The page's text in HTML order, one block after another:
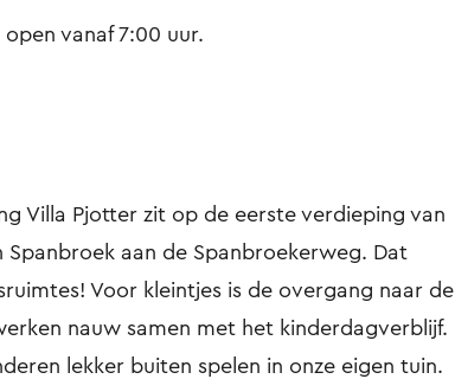
vanaf 7:00 uur.
Villa Pjotter zit op de eerste verdieping van
Spanbroek aan de Spanbroekerweg. Dat
Voor kleintjes is de overgang naar de
nauw samen met het kinderdagverblijf.
lekker buiten spelen in onze eigen tuin.